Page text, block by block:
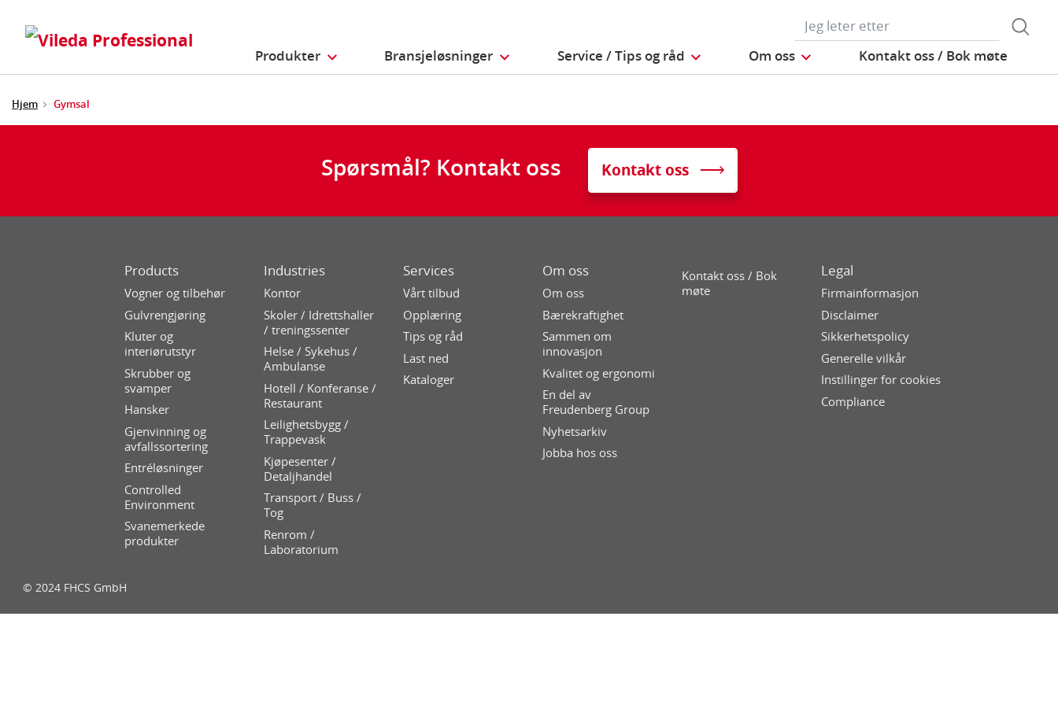
Produkter Bransjeløsninger Service / Tips og råd Om oss Kontakt oss / Bok møte
Hjem Gymsal
Spørsmål? Kontakt oss Kontakt oss
Products
Vogner og tilbehør
Gulvrengjøring
Kluter og
interiørutstyr
Skrubber og
svamper
Hansker
Gjenvinning og
avfallssortering
Entréløsninger
Controlled
Environment
Svanemerkede
produkter
Industries
Kontor
Skoler / Idrettshaller
/ treningssenter
Helse / Sykehus /
Ambulanse
Hotell / Konferanse /
Restaurant
Leilighetsbygg /
Trappevask
Kjøpesenter /
Detaljhandel
Transport / Buss /
Tog
Renrom /
Laboratorium
Services
Vårt tilbud
Opplæring
Tips og råd
Last ned
Kataloger
Om oss
Om oss
Bærekraftighet
Sammen om
innovasjon
Kvalitet og ergonomi
En del av
Freudenberg Group
Nyhetsarkiv
Jobba hos oss
Kontakt oss / Bok
møte
Legal
Firmainformasjon
Disclaimer
Sikkerhetspolicy
Generelle vilkår
Instillinger for cookies
Compliance
© 2024 FHCS GmbH